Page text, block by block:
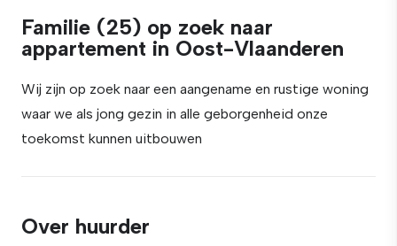
Familie (25) op zoek naar
appartement in Oost-Vlaanderen
Wij zijn op zoek naar een aangename en rustige woning
waar we als jong gezin in alle geborgenheid onze
toekomst kunnen uitbouwen
Over huurder